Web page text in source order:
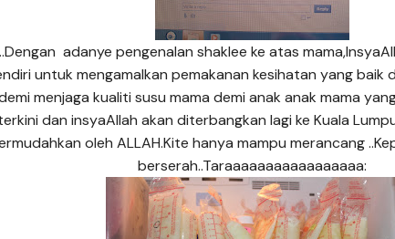
adanye pengenalan shaklee ke atas
untuk mengamalkan pemakanan kesihatan yang baik
menjaga kualiti susu mama demi anak anak mama
dan insyaAllah akan diterbangkan lagi ke Kuala
oleh ALLAH.Kite hanya mampu merancang
berserah..Taraaaaaaaaaaaaaaaaa: